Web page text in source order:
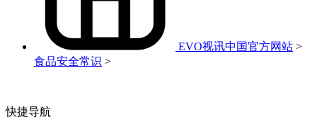
EVO视讯中国官方网站 >
食品安全常识 >
快捷导航